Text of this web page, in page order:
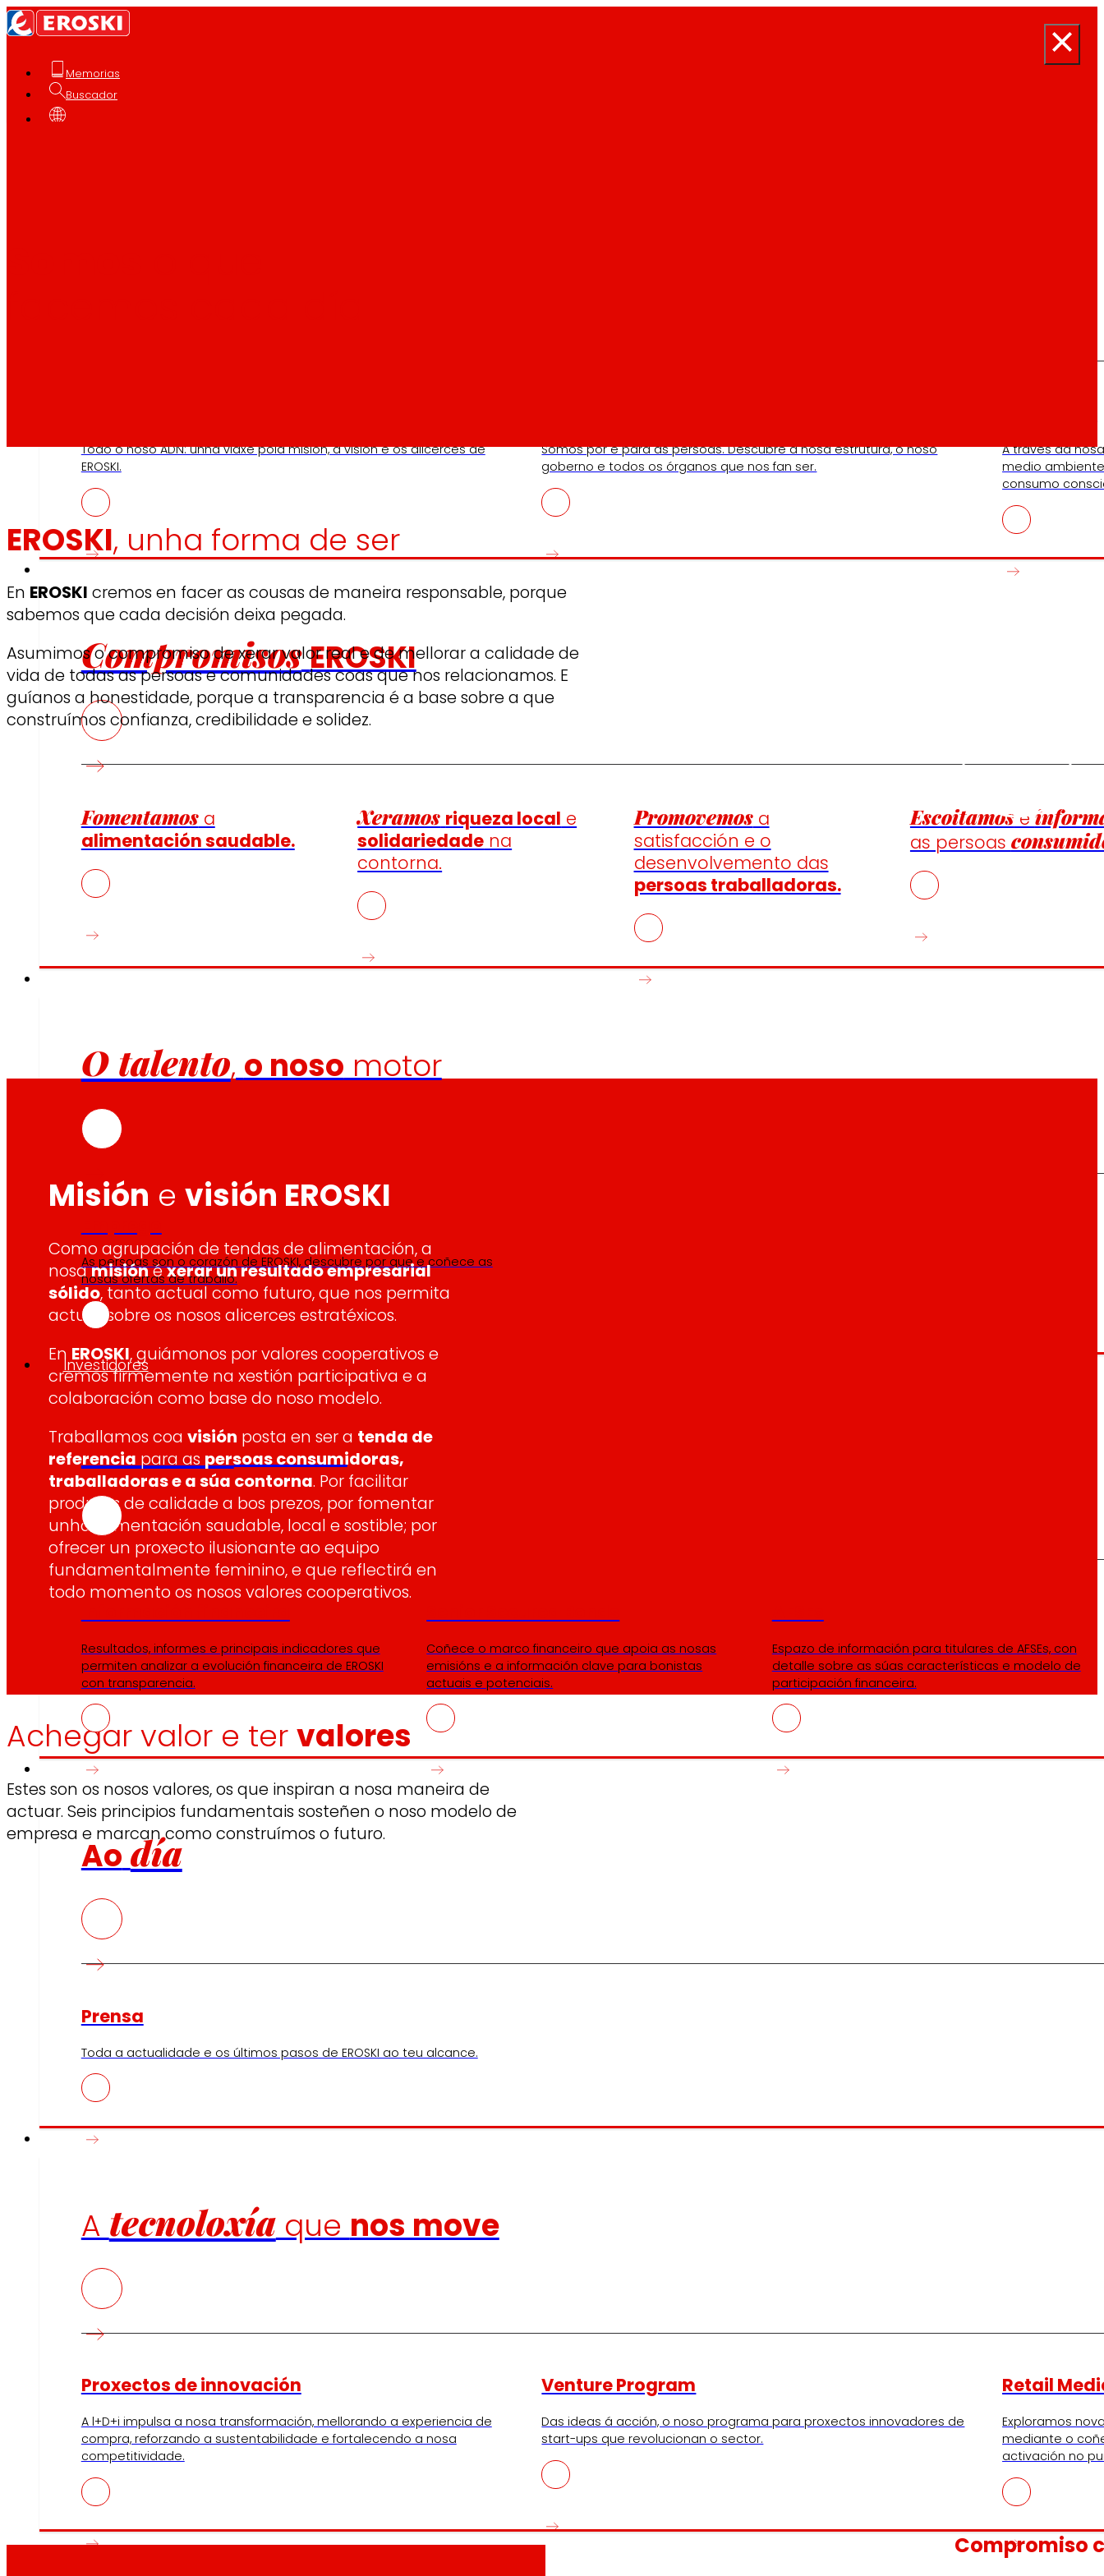
Memorias
Buscador
Todo o noso ADN: unha viaxe pola misión, a visión e os alicerces de
EROSKI.
Somos por e para as persoas. Descubre a nosa estrutura, o noso
goberno e todos os órganos que nos fan ser.
A través da
medio
consumo
CompromisosEROSKI
Fomentamosa
alimentación saudable.
Xeramos riqueza local e
solidariedade na
contorna.
Promovemosa
satisfacción e o
desenvolvemento das
persoas traballadoras.
Escoitamose
as persoas
O talento, o noso motor
As persoas son o corazón de EROSKI, descubre por que e coñece as
nosas ofertas de traballo.
Investidores
Crecendo xuntos
Resultados, informes e principais indicadores que
permiten analizar a evolución financeira de EROSKI
con transparencia.
Coñece o marco financeiro que apoia as nosas
emisións e a información clave para bonistas
actuais e potenciais.
Espazo de información para titulares de AFSEs, con
detalle sobre as súas características e modelo de
participación financeira.
Prensa
Ao día
Prensa
Toda a actualidade e os últimos pasos de EROSKI ao teu alcance.
Innovación
A tecnoloxíaque nos move
Proxectos de innovación
A l+D+i impulsa a nosa transformación, mellorando a experiencia de
compra, reforzando a sustentabilidade e fortalecendo a nosa
competitividade.
Venture Program
Das ideas á acción, o noso programa para proxectos innovadores de
start-ups que revolucionan o sector.
Retail
Exploramos
mediante o
activación no
EROSKI, unha forma de ser
En EROSKI cremos en facer as cousas de maneira responsable, porque
sabemos que cada decisión deixa pegada.
Asumimos o compromiso de xerar valor real e de mellorar a calidade de
vida de todas as persoas e comunidades coas que nos relacionamos. E
guíanos a honestidade, porque a transparencia é a base sobre a que
construímos confianza, credibilidade e solidez.
Misión e visión EROSKI
Como agrupación de tendas de alimentación, a
nosamisiónéxerar un resultado empresarial
sólido, tanto actual como futuro, que nos permita
actuar sobre os nosos alicerces estratéxicos.
En EROSKI, guiámonos por valores cooperativos e
cremos firmemente na xestión participativa e a
colaboración como base do noso modelo.
Traballamos coa visión posta en ser a tenda de
referencia para as persoas consumidoras,
traballadoras e a súa contorna. Por facilitar
produtos de calidade a bos prezos, por fomentar
unha alimentación saudable, local e sostible; por
ofrecer un proxecto ilusionante ao equipo
fundamentalmente feminino, e que reflectirá en
todo momento os nosos valores cooperativos.
Achegar valor e tervalores
Estes son os nosos valores, os que inspiran a nosa maneira de
actuar. Seis principios fundamentais sosteñen o noso modelo de
empresa e marcan como construímos o futuro.
Compromiso